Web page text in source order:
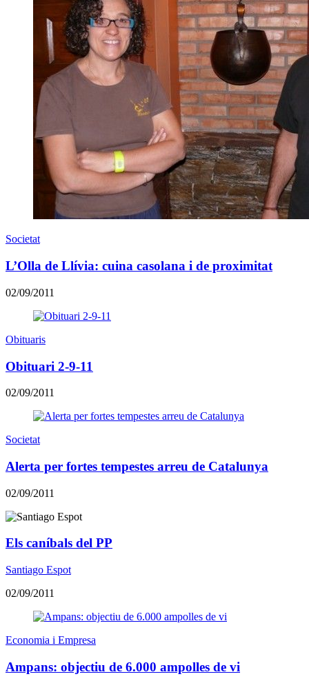
Societat
L’Olla de Llívia: cuina casolana i de proximitat
02/09/2011
Obituaris
Obituari 2-9-11
02/09/2011
Societat
Alerta per fortes tempestes arreu de Catalunya
02/09/2011
Els caníbals del PP
Santiago Espot
02/09/2011
Economia i Empresa
Ampans: objectiu de 6.000 ampolles de vi